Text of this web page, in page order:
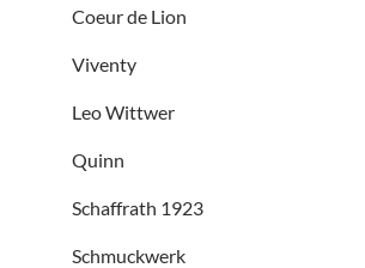
Coeur de Lion
Viventy
Leo Wittwer
Quinn
Schaffrath 1923
Schmuckwerk